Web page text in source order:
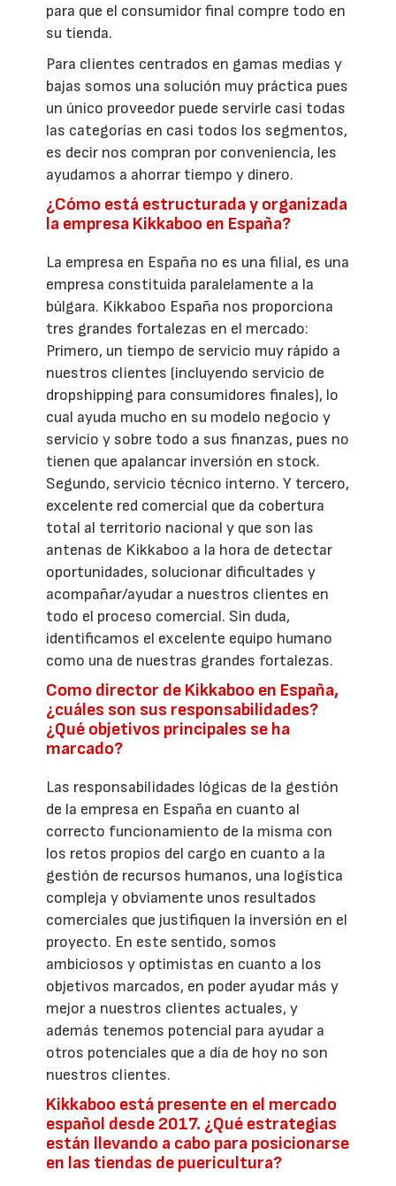
para que el consumidor final compre todo en
su tienda.
Para clientes centrados en gamas medias y
bajas somos una solución muy práctica pues
un único proveedor puede servirle casi todas
las categorías en casi todos los segmentos,
es decir nos compran por conveniencia, les
ayudamos a ahorrar tiempo y dinero.
¿Cómo está estructurada y organizada
la empresa Kikkaboo en España?
La empresa en España no es una filial, es una
empresa constituida paralelamente a la
búlgara. Kikkaboo España nos proporciona
tres grandes fortalezas en el mercado:
Primero, un tiempo de servicio muy rápido a
nuestros clientes (incluyendo servicio de
dropshipping para consumidores finales), lo
cual ayuda mucho en su modelo negocio y
servicio y sobre todo a sus finanzas, pues no
tienen que apalancar inversión en stock.
Segundo, servicio técnico interno. Y tercero,
excelente red comercial que da cobertura
total al territorio nacional y que son las
antenas de Kikkaboo a la hora de detectar
oportunidades, solucionar dificultades y
acompañar/ayudar a nuestros clientes en
todo el proceso comercial. Sin duda,
identificamos el excelente equipo humano
como una de nuestras grandes fortalezas.
Como director de Kikkaboo en España,
¿cuáles son sus responsabilidades?
¿Qué objetivos principales se ha
marcado?
Las responsabilidades lógicas de la gestión
de la empresa en España en cuanto al
correcto funcionamiento de la misma con
los retos propios del cargo en cuanto a la
gestión de recursos humanos, una logística
compleja y obviamente unos resultados
comerciales que justifiquen la inversión en el
proyecto. En este sentido, somos
ambiciosos y optimistas en cuanto a los
objetivos marcados, en poder ayudar más y
mejor a nuestros clientes actuales, y
además tenemos potencial para ayudar a
otros potenciales que a día de hoy no son
nuestros clientes.
Kikkaboo está presente en el mercado
español desde 2017. ¿Qué estrategias
están llevando a cabo para posicionarse
en las tiendas de puericultura?